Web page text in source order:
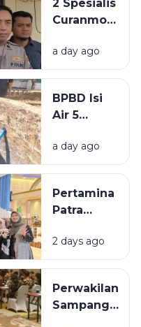
BKPSDM:
Tunggu
Pusat
2 Spesialis
Curanmor
Bangkalan
Diringkus
Beraksi di
11 TKP
a day ago
BPBD Isi
Air 5
Warga
Sumenep
Kering
a day ago
Pertamina
Patra
Bawa 5
UMKM
Tampil di
Surabaya
2 days ago
Perwakilan
Sampang